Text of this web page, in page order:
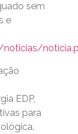
sem
e
EDP,
para